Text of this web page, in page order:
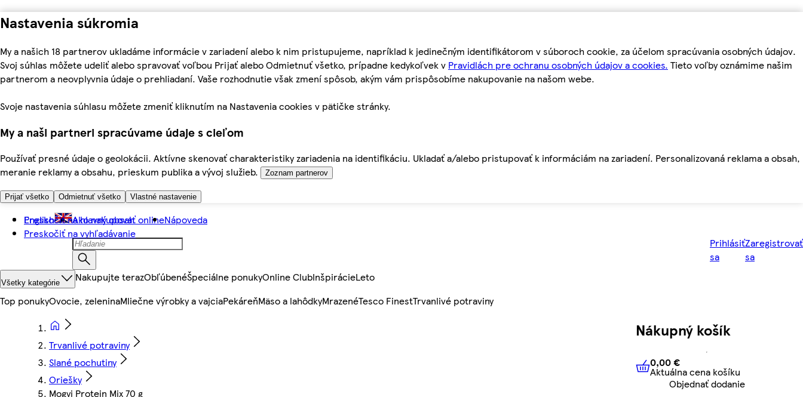
Nastavenia súkromia
My a našich 18 partnerov ukladáme informácie v zariadení alebo k nim pristupujeme, napríklad k jedinečným identifikátorom v súboroch cookie, za účelom spracúvania osobných údajov.
Svoj súhlas môžete udeliť alebo spravovať voľbou Prijať alebo Odmietnuť všetko, prípadne kedykoľvek v Pravidlách pre ochranu osobných údajov a cookies. Tieto voľby oznámime našim
partnerom a neovplyvnia údaje o prehliadaní. Vaše rozhodnutie však zmení spôsob, akým vám prispôsobíme nakupovanie na našom webe.
Svoje nastavenia súhlasu môžete zmeniť kliknutím na Nastavenia cookies v pätičke stránky.
My a naši partneri spracúvame údaje s cieľom
Používať presné údaje o geolokácii. Aktívne skenovať charakteristiky zariadenia na identifikáciu. Ukladať a/alebo pristupovať k informáciám na zariadení. Personalizovaná reklama a obsah,
meranie reklamy a obsahu, prieskum publika a vývoj služieb.
Zoznam partnerov
Prijať všetko Odmietnuť všetko Vlastné nastavenie
Preskočiť na hlavný obsah
Preskočiť na vyhľadávanie
English Ako nakupovať onlineNápoveda
Prihlásiť
sa
Zaregistrovať
sa
Všetky kategórie Nakupujte terazObľúbenéŠpeciálne ponukyOnline ClubInšpirácieLeto
Top ponukyOvocie, zeleninaMliečne výrobky a vajciaPekáreňMäso a lahôdkyMrazenéTesco FinestTrvanlivé potraviny
Trvanlivé potraviny
Slané pochutiny
Oriešky
Mogyi Protein Mix 70 g
Nákupný košík
0,00 € Aktuálna cena košíku
0,00 €
Aktuálna cena košíku
Objednať dodanie